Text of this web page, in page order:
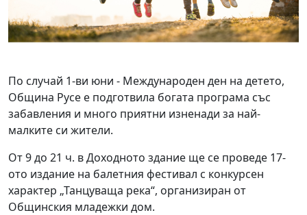
По случай 1-ви юни - Международен ден на детето,
Община Русе е подготвила богата програма със
забавления и много приятни изненади за най-
малките си жители.
От 9 до 21 ч. в Доходното здание ще се проведе 17-
ото издание на балетния фестивал с конкурсен
характер „Танцуваща река“, организиран от
Общинския младежки дом.